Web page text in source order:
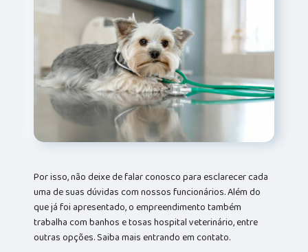
Por isso, não deixe de falar conosco para esclarecer cada
uma de suas dúvidas com nossos funcionários. Além do
que já foi apresentado, o empreendimento também
trabalha com banhos e tosas hospital veterinário, entre
outras opções. Saiba mais entrando em contato.